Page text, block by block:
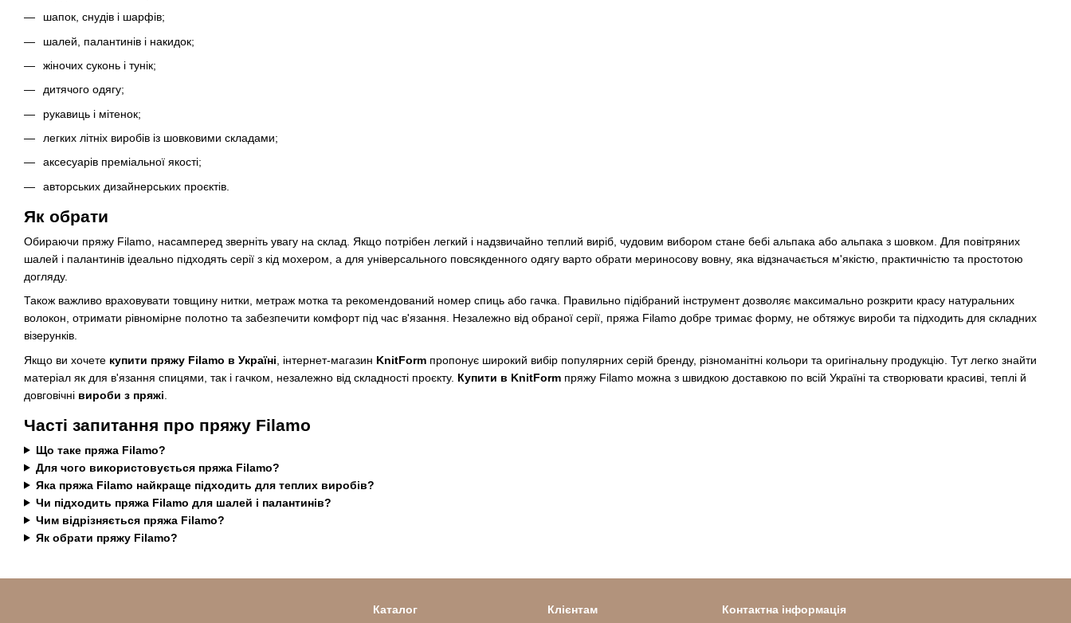
шапок, снудів і шарфів;
шалей, палантинів і накидок;
жіночих суконь і тунік;
дитячого одягу;
рукавиць і мітенок;
легких літніх виробів із шовковими складами;
аксесуарів преміальної якості;
авторських дизайнерських проєктів.
Як обрати
Обираючи пряжу Filamo, насамперед зверніть увагу на склад. Якщо потрібен легкий і надзвичайно теплий виріб, чудовим вибором стане бебі альпака або альпака з шовком. Для повітряних
шалей і палантинів ідеально підходять серії з кід мохером, а для універсального повсякденного одягу варто обрати мериносову вовну, яка відзначається м'якістю, практичністю та простотою
догляду.
Також важливо враховувати товщину нитки, метраж мотка та рекомендований номер спиць або гачка. Правильно підібраний інструмент дозволяє максимально розкрити красу натуральних
волокон, отримати рівномірне полотно та забезпечити комфорт під час в'язання. Незалежно від обраної серії, пряжа Filamo добре тримає форму, не обтяжує вироби та підходить для складних
візерунків.
Якщо ви хочете купити пряжу Filamo в Україні , інтернет-магазин KnitForm пропонує широкий вибір популярних серій бренду, різноманітні кольори та оригінальну продукцію. Тут легко знайти
матеріал як для в'язання спицями, так і гачком, незалежно від складності проєкту. Купити в KnitForm пряжу Filamo можна з швидкою доставкою по всій Україні та створювати красиві, теплі й
довговічні вироби з пряжі
Часті запитання про пряжу Filamo
Що таке пряжа Filamo?
Для чого використовується пряжа Filamo?
Яка пряжа Filamo найкраще підходить для теплих виробів?
Чи підходить пряжа Filamo для шалей і палантинів?
Чим відрізняється пряжа Filamo?
Як обрати пряжу Filamo?
Каталог Клієнтам Контактна інформація